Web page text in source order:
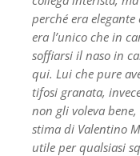
perché era
era l’unico che in
soffiarsi il naso in
qui. Lui che pure
tifosi granata,
non gli voleva
stima di Valentino
utile per qualsiasi